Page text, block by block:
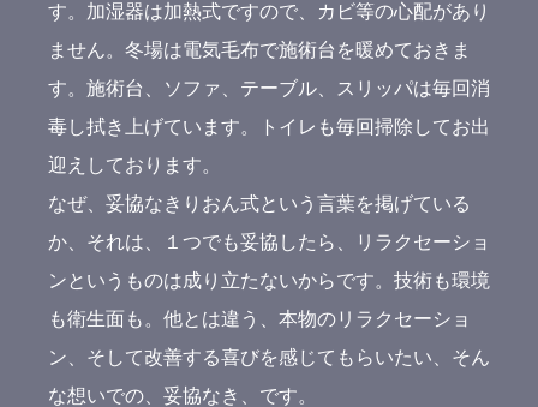
す。加湿器は加熱式ですので、カビ等の心配があり
ません。冬場は電気毛布で施術台を暖めておきま
す。施術台、ソファ、テーブル、スリッパは毎回消
毒し拭き上げています。トイレも毎回掃除してお出
迎えしております。
なぜ、妥協なきりおん式という言葉を掲げている
か、それは、１つでも妥協したら、リラクセーショ
ンというものは成り立たないからです。技術も環境
も衛生面も。他とは違う、本物のリラクセーショ
ン、そして改善する喜びを感じてもらいたい、そん
な想いでの、妥協なき、です。